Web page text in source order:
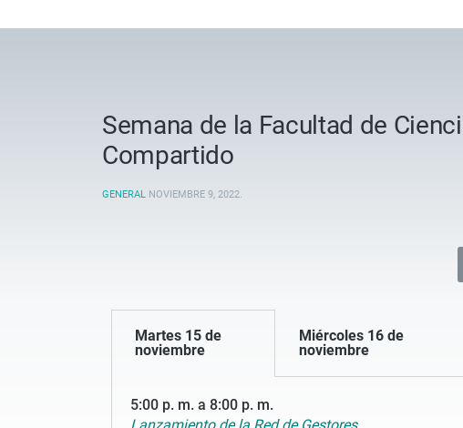
Semana de la Facultad de
Compartido
GENERAL NOVIEMBRE 9, 2022.
Martes 15 de
noviembre
Miércoles 16 de
noviembre
5:00 p. m. a 8:00 p. m.